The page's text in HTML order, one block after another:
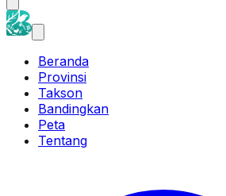
Beranda
Provinsi
Takson
Bandingkan
Peta
Tentang